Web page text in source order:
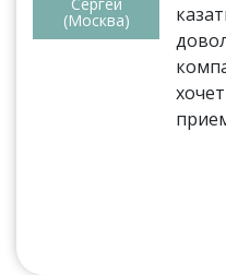
Сергей
(Москва)